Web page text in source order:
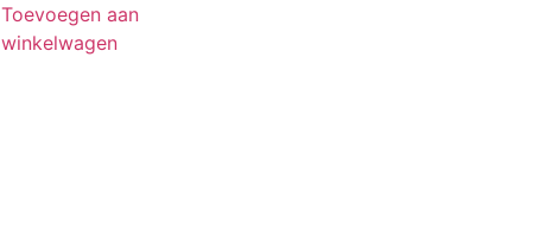
Toevoegen aan
winkelwagen